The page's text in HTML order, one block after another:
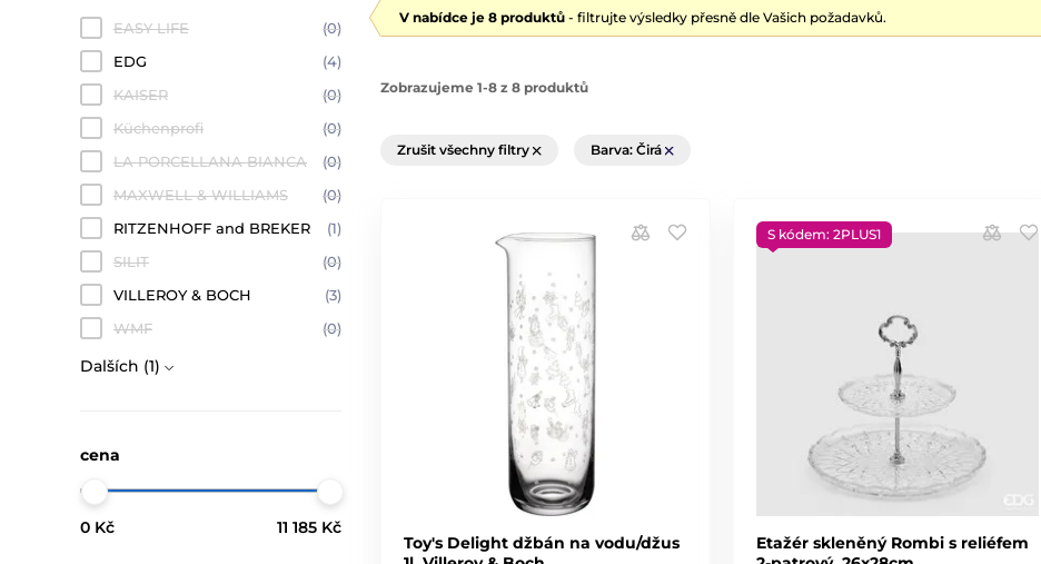
EASY LIFE
(0)
EDG
(4)
KAISER
(0)
Küchenprofi
(0)
LA PORCELLANA BIANCA
(0)
MAXWELL & WILLIAMS
(0)
RITZENHOFF and BREKER
(1)
SILIT
(0)
VILLEROY & BOCH
(3)
WMF
(0)
Dalších (1)
cena
0 Kč 11 185 Kč
V nabídce je 8 produktů - filtrujte výsledky přesně dle Vašich požadavků.
Zobrazujeme 1-8 z 8 produktů
Zrušit všechny filtry Barva: Čirá
Toy's Delight džbán na vodu/džus
S kódem: 2PLUS1
Etažér skleněný Rombi s reliéfem